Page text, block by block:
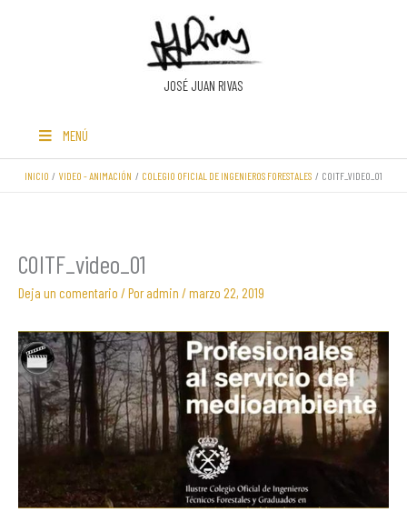
JOSÉ JUAN RIVAS
MENÚ
INICIO VIDEO - ANIMACIÓN COLEGIO OFICIAL DE INGENIEROS FORESTALES COITF_VIDEO_01
COITF_video_01
Deja un comentario / Poradmin /marzo 22, 2019